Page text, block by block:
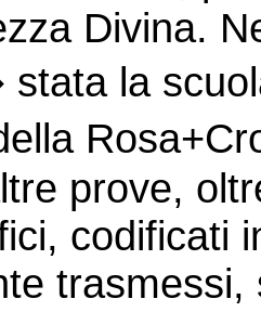
Divina.
la
prove,
codificati